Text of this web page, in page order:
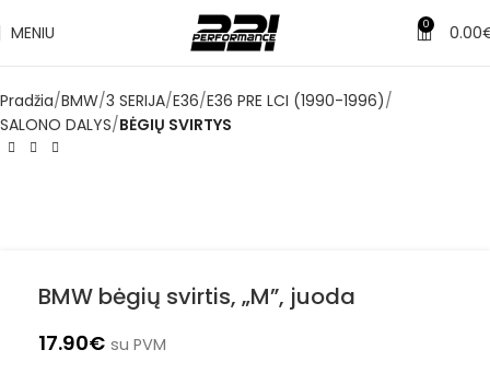
MENIU 0 0.00
Pradžia BMW 3 SERIJA E36 E36 PRE LCI (1990-1996)
SALONO DALYS BĖGIŲ SVIRTYS
BMW bėgių svirtis, „M”, juoda
17.90€ su PVM